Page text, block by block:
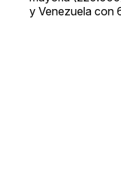
y Venezuela con